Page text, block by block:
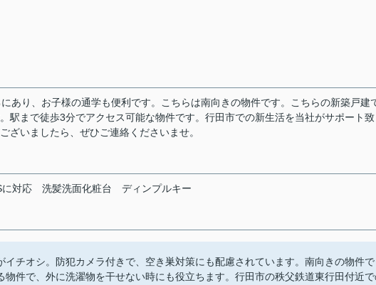
あり、お子様の通学も便利です。こちらは南向きの物件です。こちらの新築戸建
駅まで徒歩3分でアクセス可能な物件です。行田市での新生活を当社がサポート
ざいましたら、ぜひご連絡くださいませ。
に対応 洗髪洗面化粧台 ディンプルキー
チオシ。防犯カメラ付きで、空き巣対策にも配慮されています。南向きの物件で
物件で、外に洗濯物を干せない時にも役立ちます。行田市の秩父鉄道東行田付近